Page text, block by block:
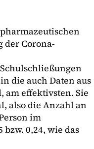
der Corona-
die auch Daten aus
am effektivsten. Sie
also die Anzahl an
im
0,24, wie das